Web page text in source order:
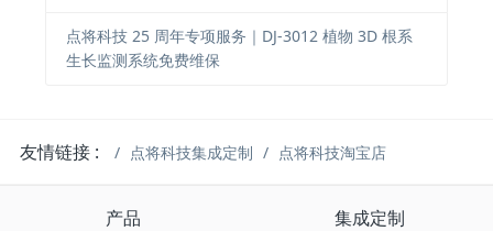
点将科技 25 周年专项服务｜DJ-3012 植物 3D 根系
生长监测系统免费维保
友情链接 : 点将科技集成定制 点将科技淘宝店
产品 集成定制